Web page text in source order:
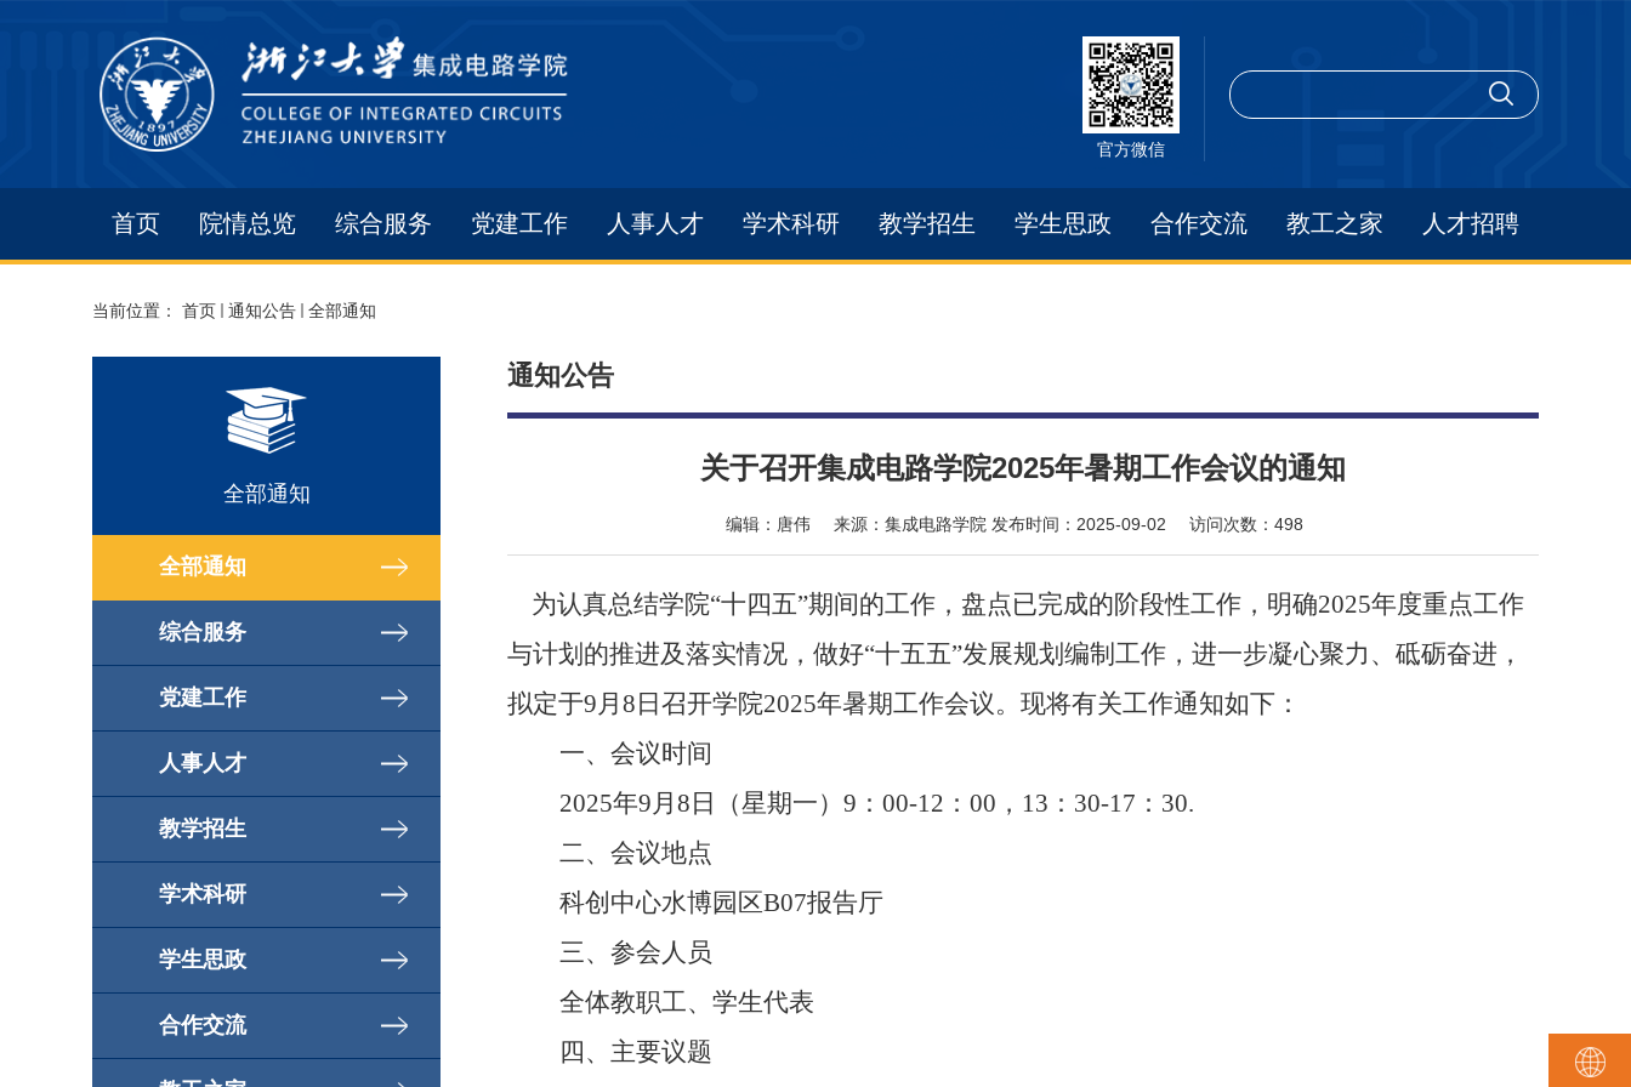
官方微信
首页 院情总览 综合服务 党建工作 人事人才 学术科研 教学招生 学生思政 合作交流 教工之家 人才招聘
当前位置： 首页 通知公告 全部通知
全部通知
全部通知
综合服务
党建工作
人事人才
教学招生
学术科研
学生思政
合作交流
通知公告
关于召开集成电路学院2025年暑期工作会议的通知
编辑： 唐伟 来源： 集成电路学院 发布时间： 2025-09-02 访问次数： 498
为认真总结学院“十四五”期间的工作，盘点已完成的阶段性工作，明确2025年度重点工作
与计划的推进及落实情况，做好“十五五”发展规划编制工作，进一步凝心聚力、砥砺奋进，
拟定于9月 8 日召开学院2025年暑期工作会议。现将有关工作通知如下：
一、会议时间
2025年9月 8 日（星期一）9：00-12：00，13：30-17：30.
二、会议地点
科创中心水博园区B07报告厅
三、参会人员
全体教职工、学生代表
四、主要议题